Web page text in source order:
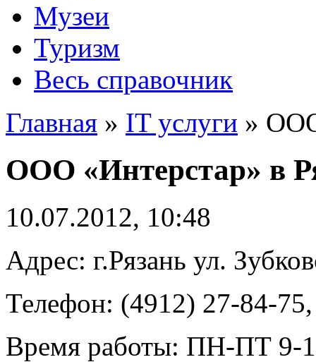
Музеи
Туризм
Весь справочник
Главная » IT услуги »
ООО «Интерстар» в
10.07.2012, 10:48
Адрес: г.Рязань ул.
Телефон: (4912) 27-84-
Время работы: ПН-ПТ 9-